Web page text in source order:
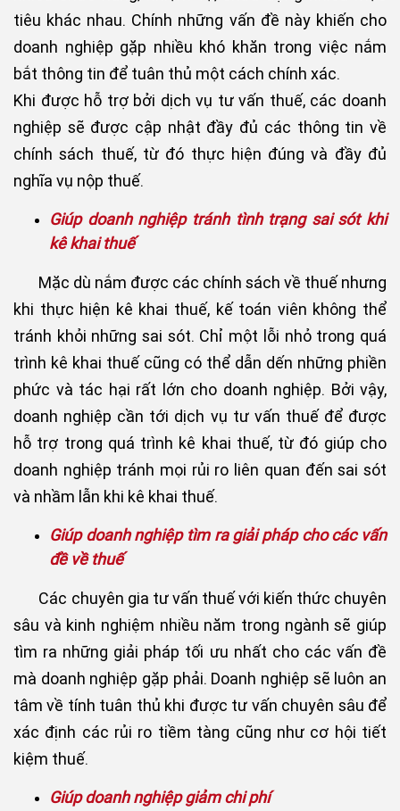
tiêu khác nhau. Chính những vấn đề này khiến cho
doanh nghiệp gặp nhiều khó khăn trong việc nắm
bắt thông tin để tuân thủ một cách chính xác.
Khi được hỗ trợ bởi dịch vụ tư vấn thuế, các doanh
nghiệp sẽ được cập nhật đầy đủ các thông tin về
chính sách thuế, từ đó thực hiện đúng và đầy đủ
nghĩa vụ nộp thuế.
Giúp doanh nghiệp tránh tình trạng sai sót khi
kê khai thuế
Mặc dù nắm được các chính sách về thuế nhưng
khi thực hiện kê khai thuế, kế toán viên không thể
tránh khỏi những sai sót. Chỉ một lỗi nhỏ trong quá
trình kê khai thuế cũng có thể dẫn dến những phiền
phức và tác hại rất lớn cho doanh nghiệp. Bởi vậy,
doanh nghiệp cần tới dịch vụ tư vấn thuế để được
hỗ trợ trong quá trình kê khai thuế, từ đó giúp cho
doanh nghiệp tránh mọi rủi ro liên quan đến sai sót
và nhầm lẫn khi kê khai thuế.
Giúp doanh nghiệp tìm ra giải pháp cho các vấn
đề về thuế
Các chuyên gia tư vấn thuế với kiến thức chuyên
sâu và kinh nghiệm nhiều năm trong ngành sẽ giúp
tìm ra những giải pháp tối ưu nhất cho các vấn đề
mà doanh nghiệp gặp phải. Doanh nghiệp sẽ luôn an
tâm về tính tuân thủ khi được tư vấn chuyên sâu để
xác định các rủi ro tiềm tàng cũng như cơ hội tiết
kiệm thuế.
Giúp doanh nghiệp giảm chi phí